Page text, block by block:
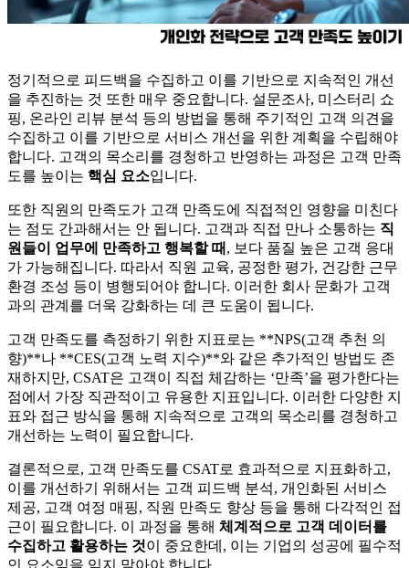
정기적으로 피드백을 수집하고 이를 기반으로 지속적인 개선
을 추진하는 것 또한 매우 중요합니다. 설문조사, 미스터리 쇼
핑, 온라인 리뷰 분석 등의 방법을 통해 주기적인 고객 의견을
수집하고 이를 기반으로 서비스 개선을 위한 계획을 수립해야
합니다. 고객의 목소리를 경청하고 반영하는 과정은 고객 만족
도를 높이는 핵심 요소입니다.
또한 직원의 만족도가 고객 만족도에 직접적인 영향을 미친다
는 점도 간과해서는 안 됩니다. 고객과 직접 만나 소통하는 직
원들이 업무에 만족하고 행복할 때 , 보다 품질 높은 고객 응대
가 가능해집니다. 따라서 직원 교육, 공정한 평가, 건강한 근무
환경 조성 등이 병행되어야 합니다. 이러한 회사 문화가 고객
과의 관계를 더욱 강화하는 데 큰 도움이 됩니다.
고객 만족도를 측정하기 위한 지표로는 **NPS(고객 추천 의
향)**나 **CES(고객 노력 지수)**와 같은 추가적인 방법도 존
재하지만, CSAT은 고객이 직접 체감하는 ‘만족’을 평가한다는
점에서 가장 직관적이고 유용한 지표입니다. 이러한 다양한 지
표와 접근 방식을 통해 지속적으로 고객의 목소리를 경청하고
개선하는 노력이 필요합니다.
결론적으로, 고객 만족도를 CSAT로 효과적으로 지표화하고,
이를 개선하기 위해서는 고객 피드백 분석, 개인화된 서비스
제공, 고객 여정 매핑, 직원 만족도 향상 등을 통해 다각적인 접
근이 필요합니다. 이 과정을 통해 체계적으로 고객 데이터를
수집하고 활용하는 것이 중요한데, 이는 기업의 성공에 필수적